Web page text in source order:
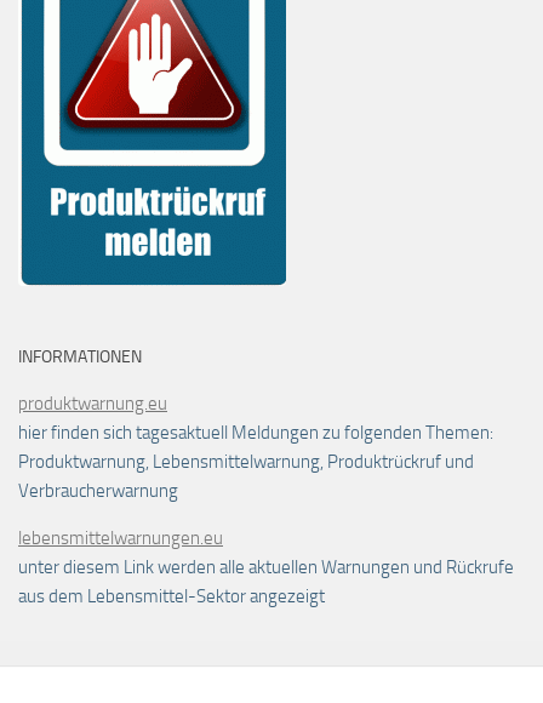
INFORMATIONEN
produktwarnung.eu
hier finden sich tagesaktuell Meldungen zu folgenden Themen:
Produktwarnung, Lebensmittelwarnung, Produktrückruf und
Verbraucherwarnung
lebensmittelwarnungen.eu
unter diesem Link werden alle aktuellen Warnungen und Rückrufe
aus dem Lebensmittel-Sektor angezeigt